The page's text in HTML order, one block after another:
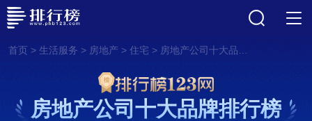
首页> 生活服务 > 房地产 > 住宅 > 房地产公司十大品牌排行榜
房地产公司十大品牌排行榜